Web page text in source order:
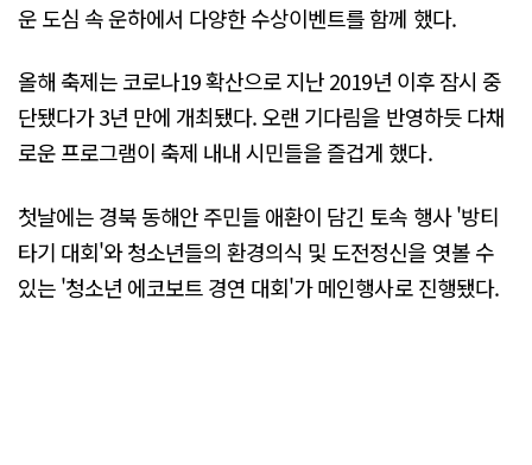
운 도심 속 운하에서 다양한 수상이벤트를 함께 했다.
올해 축제는 코로나19 확산으로 지난 2019년 이후 잠시 중
단됐다가 3년 만에 개최됐다. 오랜 기다림을 반영하듯 다채
로운 프로그램이 축제 내내 시민들을 즐겁게 했다.
첫날에는 경북 동해안 주민들 애환이 담긴 토속 행사 '방티
타기 대회'와 청소년들의 환경의식 및 도전정신을 엿볼 수
있는 '청소년 에코보트 경연 대회'가 메인행사로 진행됐다.